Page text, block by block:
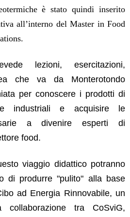
è stato quindi inserito
all’interno del Master in Food
lezioni, esercitazioni,
che va da Monterotondo
per conoscere i prodotti di
industriali e acquisire le
a divenire esperti di
food.
viaggio didattico potranno
di produrre "pulito" alla base
ad Energia Rinnovabile, un
collaborazione tra CoSviG,